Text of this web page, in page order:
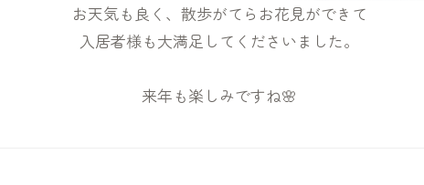
お天気も良く、散歩がてらお花見ができて
入居者様も大満足してくださいました。
来年も楽しみですね🌸